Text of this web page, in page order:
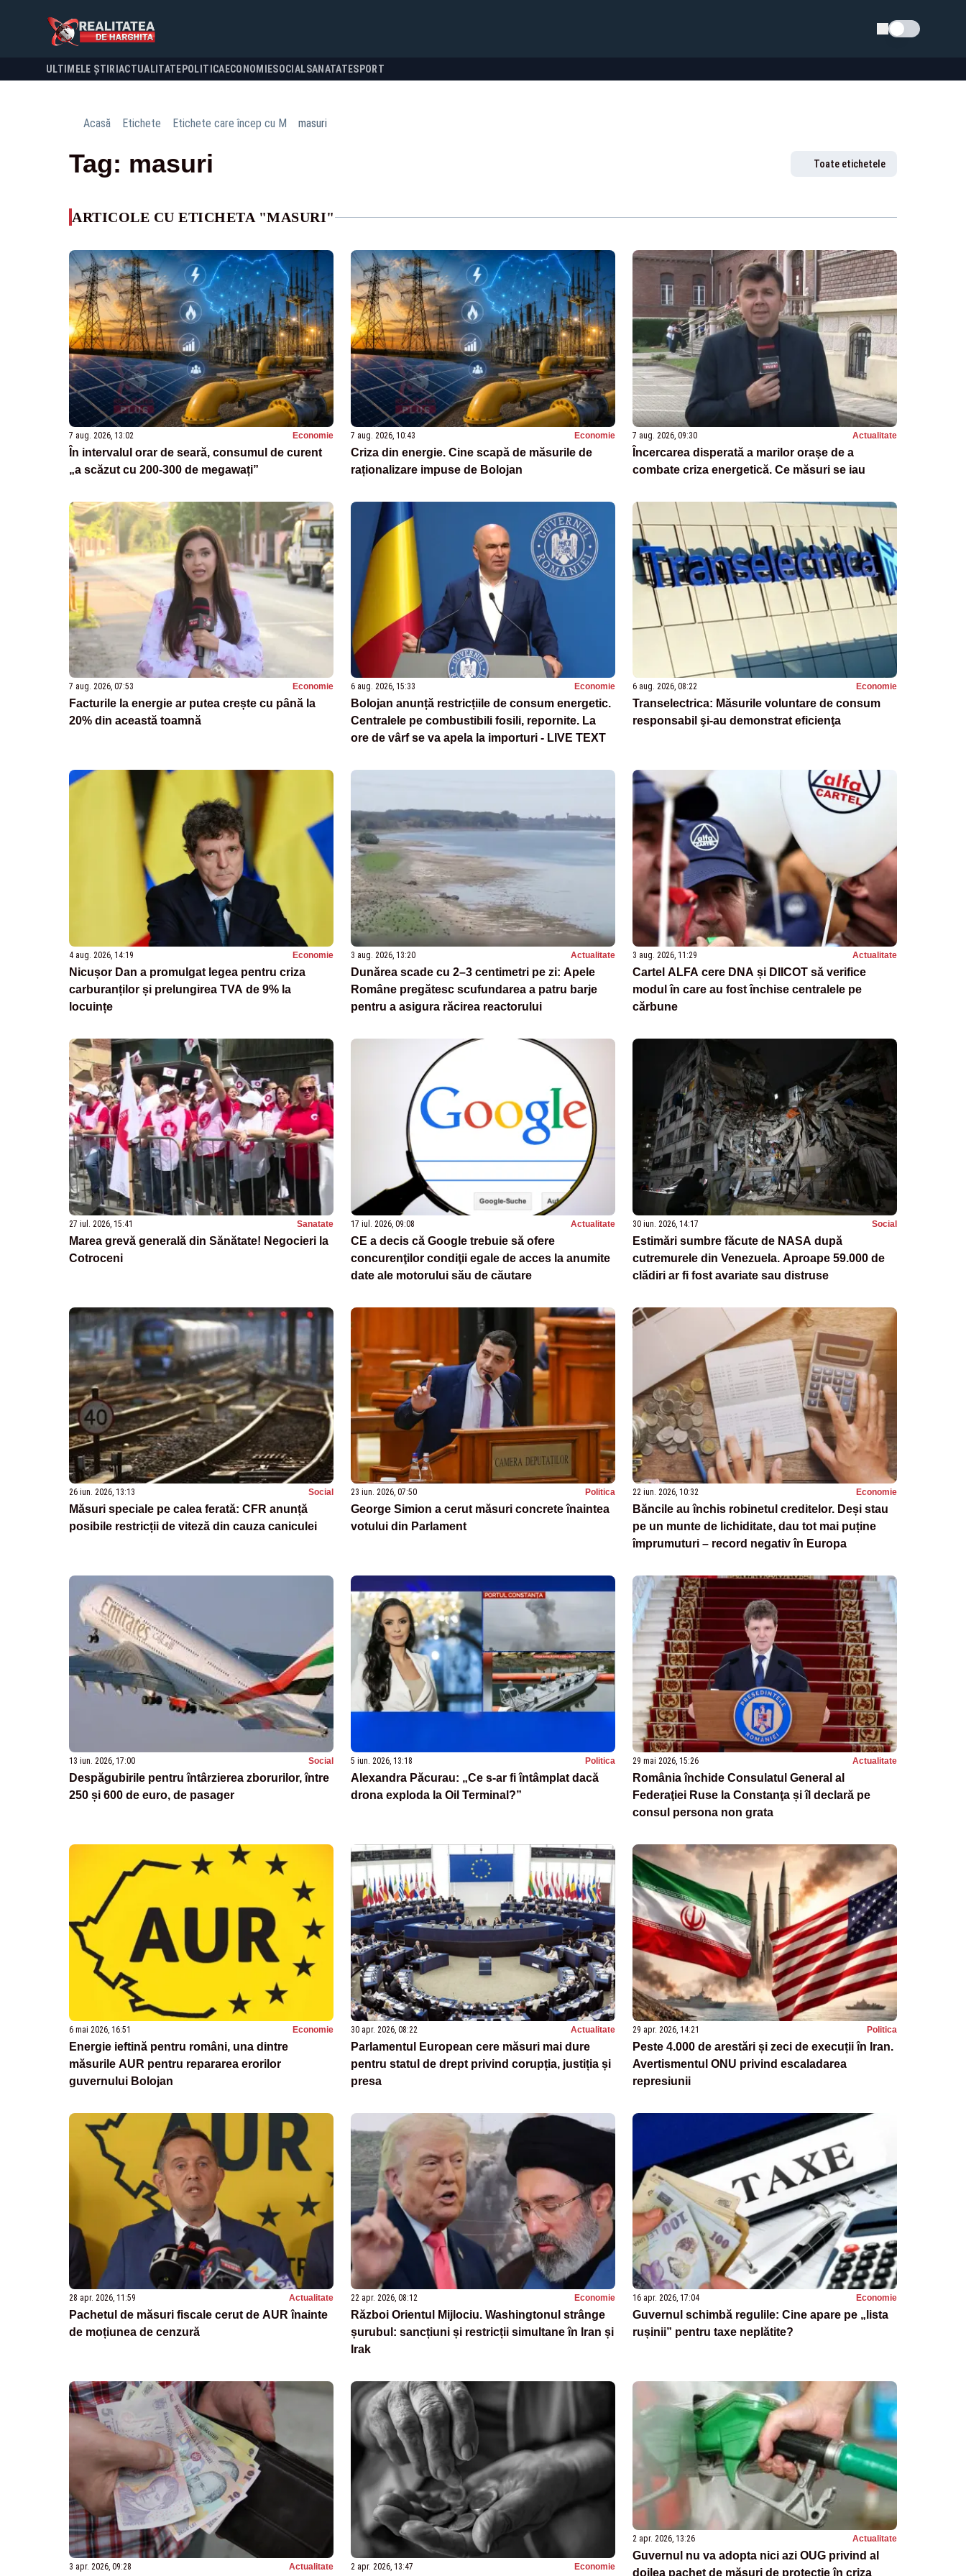
Schimba tema
ULTIMELE ȘTIRI ACTUALITATE POLITICA ECONOMIESOCIALSANATATESPORT
Acasă Etichete Etichete care încep cu M masuri
Tag: masuri Toate etichetele
ARTICOLE CU ETICHETA "MASURI"
7 aug. 2026, 13:02 Economie
În intervalul orar de seară, consumul de curent
„a scăzut cu 200-300 de megawați”
7 aug. 2026, 10:43 Economie
Criza din energie. Cine scapă de măsurile de
raționalizare impuse de Bolojan
7 aug. 2026, 09:30 Actualitate
Încercarea disperată a marilor orașe de a
combate criza energetică. Ce măsuri se iau
7 aug. 2026, 07:53 Economie
Facturile la energie ar putea crește cu până la
20% din această toamnă
6 aug. 2026, 15:33 Economie
Bolojan anunță restricțiile de consum energetic.
Centralele pe combustibili fosili, repornite. La
ore de vârf se va apela la importuri - LIVE TEXT
6 aug. 2026, 08:22 Economie
Transelectrica: Măsurile voluntare de consum
responsabil şi-au demonstrat eficienţa
4 aug. 2026, 14:19 Economie
Nicușor Dan a promulgat legea pentru criza
carburanților și prelungirea TVA de 9% la
locuințe
3 aug. 2026, 13:20 Actualitate
Dunărea scade cu 2–3 centimetri pe zi: Apele
Române pregătesc scufundarea a patru barje
pentru a asigura răcirea reactorului
3 aug. 2026, 11:29 Actualitate
Cartel ALFA cere DNA și DIICOT să verifice
modul în care au fost închise centralele pe
cărbune
27 iul. 2026, 15:41 Sanatate
Marea grevă generală din Sănătate! Negocieri la
Cotroceni
17 iul. 2026, 09:08 Actualitate
CE a decis că Google trebuie să ofere
concurenţilor condiţii egale de acces la anumite
date ale motorului său de căutare
30 iun. 2026, 14:17 Social
Estimări sumbre făcute de NASA după
cutremurele din Venezuela. Aproape 59.000 de
clădiri ar fi fost avariate sau distruse
26 iun. 2026, 13:13 Social
Măsuri speciale pe calea ferată: CFR anunță
posibile restricții de viteză din cauza caniculei
23 iun. 2026, 07:50 Politica
George Simion a cerut măsuri concrete înaintea
votului din Parlament
22 iun. 2026, 10:32 Economie
Băncile au închis robinetul creditelor. Deși stau
pe un munte de lichiditate, dau tot mai puține
împrumuturi – record negativ în Europa
13 iun. 2026, 17:00 Social
Despăgubirile pentru întârzierea zborurilor, între
250 și 600 de euro, de pasager
5 iun. 2026, 13:18 Politica
Alexandra Păcurau: „Ce s-ar fi întâmplat dacă
drona exploda la Oil Terminal?”
29 mai 2026, 15:26 Actualitate
România închide Consulatul General al
Federaţiei Ruse la Constanţa și îl declară pe
consul persona non grata
6 mai 2026, 16:51 Economie
Energie ieftină pentru români, una dintre
măsurile AUR pentru repararea erorilor
guvernului Bolojan
30 apr. 2026, 08:22 Actualitate
Parlamentul European cere măsuri mai dure
pentru statul de drept privind corupția, justiția și
presa
29 apr. 2026, 14:21 Politica
Peste 4.000 de arestări și zeci de execuții în Iran.
Avertismentul ONU privind escaladarea
represiunii
28 apr. 2026, 11:59 Actualitate
Pachetul de măsuri fiscale cerut de AUR înainte
de moțiunea de cenzură
22 apr. 2026, 08:12 Economie
Război Orientul Mijlociu. Washingtonul strânge
șurubul: sancțiuni și restricții simultane în Iran și
Irak
16 apr. 2026, 17:04 Economie
Guvernul schimbă regulile: Cine apare pe „lista
rușinii” pentru taxe neplătite?
3 apr. 2026, 09:28 Actualitate 2 apr. 2026, 13:47 Economie
2 apr. 2026, 13:26 Actualitate
Guvernul nu va adopta nici azi OUG privind al
doilea pachet de măsuri de protecție în criza